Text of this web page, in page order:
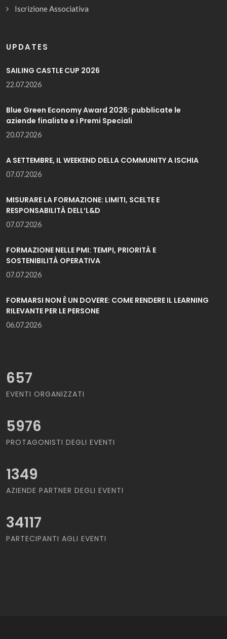
Iscrizione Associativa
UPDATES
SAILING CASTLE CUP 2026
22.07.2026
Blue Green Economy Award 2026: pubblicate le
aziende finaliste e i Premi Speciali
20.07.2026
A SETTEMBRE, IL WEEKEND DELLA COMMUNITY A ISCHIA
07.07.2026
MISURARE LA FORMAZIONE: LIMITI, SCELTE E
RESPONSABILITÀ DELL’L&D
07.07.2026
FORMAZIONE NELLE PMI: TEMPI, PRIORITÀ E
SOSTENIBILITÀ OPERATIVA
07.07.2026
FORMARSI NON È UN DOVERE: COME RENDERE IL LEARNING
RILEVANTE PER LE PERSONE
06.07.2026
657
EVENTI ORGANIZZATI
5976
PROTAGONISTI DEGLI EVENTI
1349
AZIENDE PARTNER DEGLI EVENTI
34117
PARTECIPANTI AGLI EVENTI